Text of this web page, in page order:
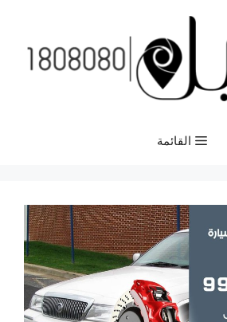
القائمة